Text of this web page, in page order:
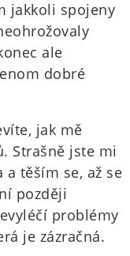
jakkoli spojeny
ale
dobré
jak mě
Strašně jste mi
těším se, až se
později
problémy
je zázračná.